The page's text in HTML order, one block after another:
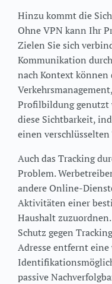
Hinzu kommt die
Ohne VPN kann Ihr
Zielen Sie sich
Kommunikation
nach Kontext
Profilbildung genutzt
diese Sichtbarkeit,
einen
Auch das Tracking
Problem.
andere Online-
Aktivitäten einer
Haushalt
Schutz gegen
Adresse entfernt
passive